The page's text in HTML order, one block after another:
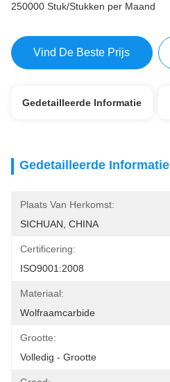
250000 Stuk/Stukken per Maand
Vind De Beste Prijs
Gedetailleerde Informatie
Gedetailleerde Informatie
Plaats Van Herkomst:
SICHUAN, CHINA
Certificering:
ISO9001:2008
Materiaal:
Wolfraamcarbide
Grootte:
Volledig - Grootte